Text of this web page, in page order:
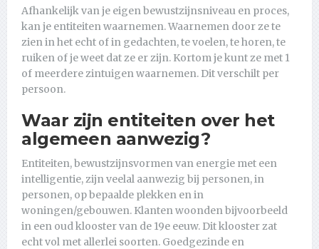
Afhankelijk van je eigen bewustzijnsniveau en proces,
kan je entiteiten waarnemen. Waarnemen door ze te
zien in het echt of in gedachten, te voelen, te horen, te
ruiken of je weet dat ze er zijn. Kortom je kunt ze met 1
of meerdere zintuigen waarnemen. Dit verschilt per
persoon.
Waar zijn entiteiten over het
algemeen aanwezig?
Entiteiten, bewustzijnsvormen van energie met een
intelligentie, zijn veelal aanwezig bij personen, in
personen, op bepaalde plekken en in
woningen/gebouwen. Klanten woonden bijvoorbeeld
in een oud klooster van de 19e eeuw. Dit klooster zat
echt vol met allerlei soorten. Goedgezinde en